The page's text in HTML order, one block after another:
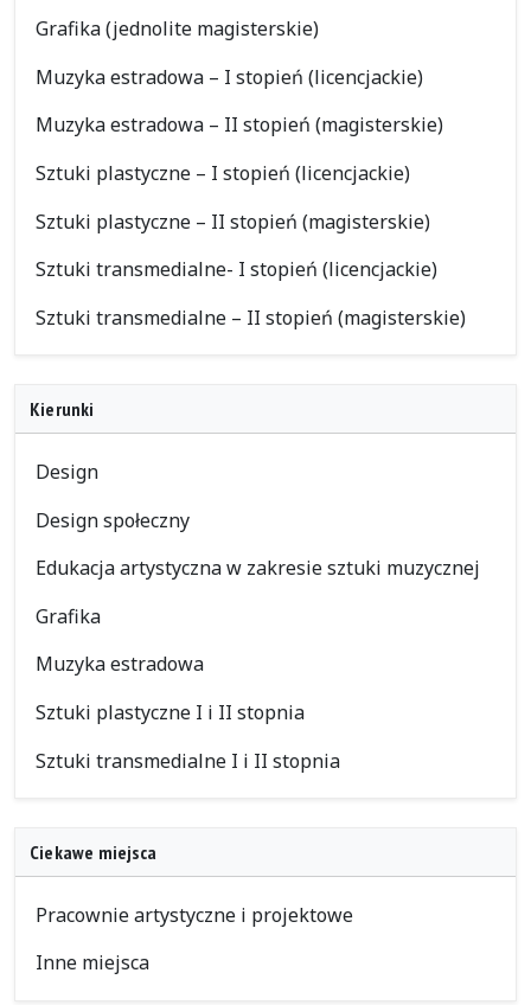
Grafika (jednolite magisterskie)
Muzyka estradowa – I stopień (licencjackie)
Muzyka estradowa – II stopień (magisterskie)
Sztuki plastyczne – I stopień (licencjackie)
Sztuki plastyczne – II stopień (magisterskie)
Sztuki transmedialne- I stopień (licencjackie)
Sztuki transmedialne – II stopień (magisterskie)
Kierunki
Design
Design społeczny
Edukacja artystyczna w zakresie sztuki muzycznej
Grafika
Muzyka estradowa
Sztuki plastyczne I i II stopnia
Sztuki transmedialne I i II stopnia
Ciekawe miejsca
Pracownie artystyczne i projektowe
Inne miejsca